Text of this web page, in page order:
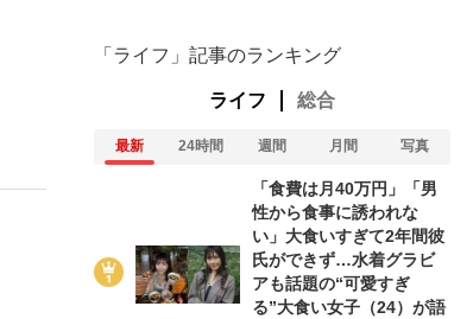
い」『北の国から』倉本聰氏（91...
用のすべて
「ライフ」記事のランキング
ライフ 総合
最新 24時間 週間 月間 写真
「食費は月40万円」「男
性から食事に誘われな
い」大食いすぎて2年間彼
氏ができず…水着グラビ
アも話題の“可愛すぎ
る”大食い女子（24）が語